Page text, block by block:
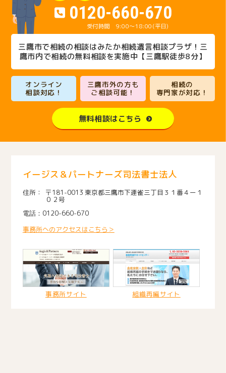
0120-660-670
9:00～18:00(平日)
三鷹市で相続の相談はみたか相続遺言相談プラザ！三
鷹市内で相続の無料相談を実施中【三鷹駅徒歩8分】
オンライン
相談対応！
三鷹市外の方も
ご相談可能！
相続の
専門家が対応！
無料相談はこちら
イージス＆パートナーズ司法書士法人
〒181-0013 東京都三鷹市下連雀三丁目３１番４ー１
０２号
0120-660-670
事務所へのアクセスはこちら＞
事務所サイト 組織再編サイト